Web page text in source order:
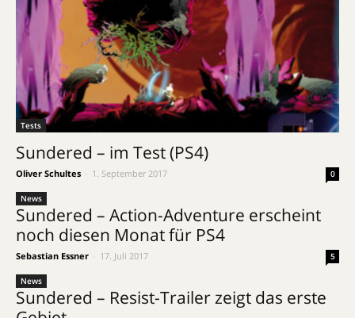
Tests
Sundered – im Test (PS4)
Oliver Schultes 1. September 2017 0
News
Sundered – Action-Adventure erscheint
noch diesen Monat für PS4
Sebastian Essner 17. Juli 2017 5
News
Sundered – Resist-Trailer zeigt das erste